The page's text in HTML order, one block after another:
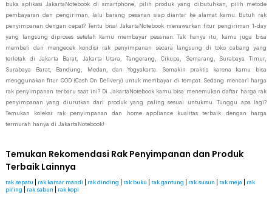
buka aplikasi JakartaNotebook di smartphone, pilih produk yang dibutuhkan, pilih metode
pembayaran dan pengiriman, lalu barang pesanan siap diantar ke alamat kamu. Butuh rak
penyimpanan dengan cepat? Tentu bisa! JakartaNotebook menawarkan fitur pengiriman 1-day
yang langsung diproses setelah kamu membayar pesanan. Tak hanya itu, kamu juga bisa
membeli dan mengecek kondisi rak penyimpanan secara langsung di toko cabang yang
terletak di Jakarta Barat, Jakarta Utara, Tangerang, Cikupa, Semarang, Surabaya Timur,
Surabaya Barat, Bandung, Medan, dan Yogyakarta. Semakin praktis karena kamu bisa
menggunakan fitur COD (Cash On Delivery) untuk membayar di tempat. Sedang mencari harga
rak penyimpanan terbaru saat ini? Di JakartaNotebook kamu bisa menemukan daftar harga rak
penyimpanan yang diurutkan dari produk yang paling sesuai untukmu. Tunggu apa lagi?
Temukan koleksi rak penyimpanan dan home appliance kualitas terbaik dengan harga
termurah hanya di JakartaNotebook!
Temukan Rekomendasi Rak Penyimpanan dan Produk
Terbaik Lainnya
rak sepatu rak kamar mandi rak dinding rak buku rak gantung rak susun rak meja
rak
piring
rak sabun rak kopi